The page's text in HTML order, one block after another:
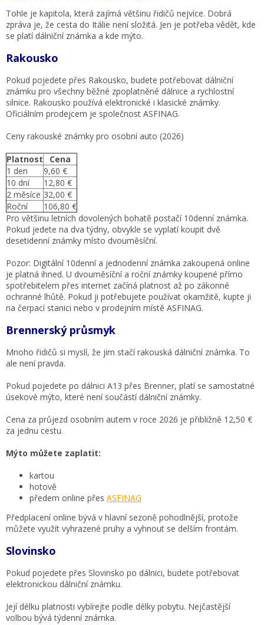
Tohle je kapitola, která zajímá většinu řidičů nejvíce. Dobrá
zpráva je, že cesta do Itálie není složitá. Jen je potřeba vědět, kde
se platí dálniční známka a kde mýto.
Rakousko
Pokud pojedete přes Rakousko, budete potřebovat dálniční
známku pro všechny běžné zpoplatněné dálnice a rychlostní
silnice. Rakousko používá elektronické i klasické známky.
Oficiálním prodejcem je společnost ASFINAG.
Ceny rakouské známky pro osobní auto (2026)
Platnost
Cena
1 den
9,60 €
10 dní
12,80 €
2 měsíce 32,00 €
Roční
106,80 €
Pro většinu letních dovolených bohatě postačí 10denní známka.
Pokud jedete na dva týdny, obvykle se vyplatí koupit dvě
desetidenní známky místo dvouměsíční.
Pozor: Digitální 10denní a jednodenní známka zakoupená online
je platná ihned. U dvouměsíční a roční známky koupené přímo
spotřebitelem přes internet začíná platnost až po zákonné
ochranné lhůtě. Pokud ji potřebujete používat okamžitě, kupte ji
na čerpací stanici nebo v prodejním místě ASFINAG.
Brennerský průsmyk
Mnoho řidičů si myslí, že jim stačí rakouská dálniční známka. To
ale není pravda.
Pokud pojedete po dálnici A13 přes Brenner, platí se samostatné
úsekové mýto, které není součástí dálniční známky.
Cena za průjezd osobním autem v roce 2026 je přibližně 12,50 €
za jednu cestu.
Mýto můžete zaplatit:
kartou
hotově
předem online přes ASFINAG
Předplacení online bývá v hlavní sezoně pohodlnější, protože
můžete využít vyhrazené pruhy a vyhnout se delším frontám.
Slovinsko
Pokud pojedete přes Slovinsko po dálnici, budete potřebovat
elektronickou dálniční známku.
Její délku platnosti vybírejte podle délky pobytu. Nejčastější
volbou bývá týdenní známka.